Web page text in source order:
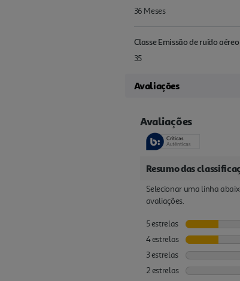
36 Meses
Classe Emissão de ruído aéreo
35
Avaliações